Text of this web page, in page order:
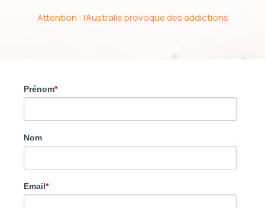
Attention : l'Australie provoque des addictions
Prénom*
Nom
Email*